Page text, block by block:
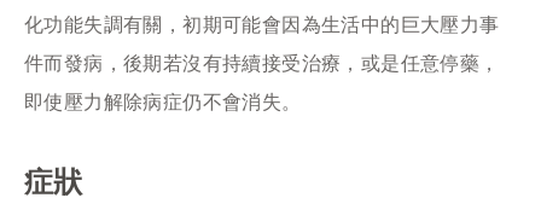
化功能失調有關，初期可能會因為生活中的巨大壓力事
件而發病，後期若沒有持續接受治療，或是任意停藥，
即使壓力解除病症仍不會消失。
症狀